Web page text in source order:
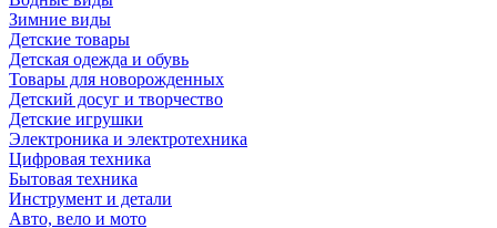
Зимние виды
Детские товары
Детская одежда и обувь
Товары для новорожденных
Детский досуг и творчество
Детские игрушки
Электроника и электротехника
Цифровая техника
Бытовая техника
Инструмент и детали
Авто, вело и мото